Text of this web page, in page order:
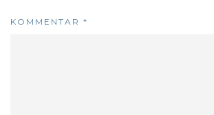
KOMMENTAR *